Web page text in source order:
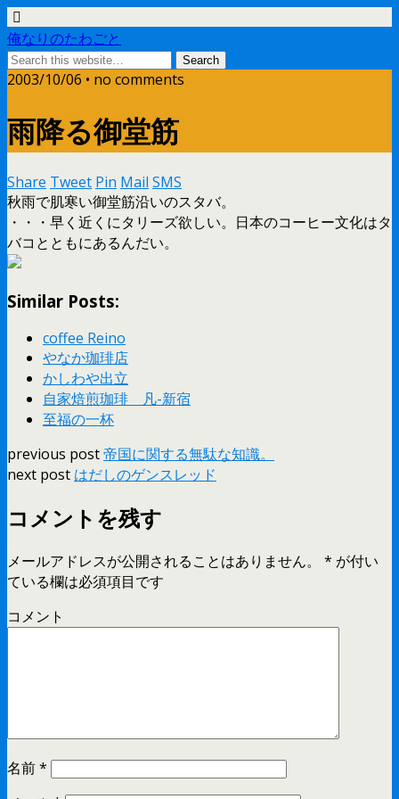
俺なりのたわごと
2003/10/06 • no comments
雨降る御堂筋
Share Tweet Pin Mail SMS
秋雨で肌寒い御堂筋沿いのスタバ。
・・・早く近くにタリーズ欲しい。日本のコーヒー文化はタ
バコとともにあるんだい。
Similar Posts:
coffee Reino
やなか珈琲店
かしわや出立
自家焙煎珈琲 凡-新宿
至福の一杯
previous post帝国に関する無駄な知識。
next post はだしのゲンスレッド
コメントを残す
メールアドレスが公開されることはありません。 * が付い
ている欄は必須項目です
コメント
名前*